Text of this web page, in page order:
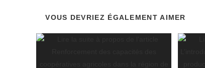
VOUS DEVRIEZ ÉGALEMENT AIMER